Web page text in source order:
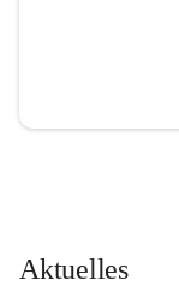
Aktuelles